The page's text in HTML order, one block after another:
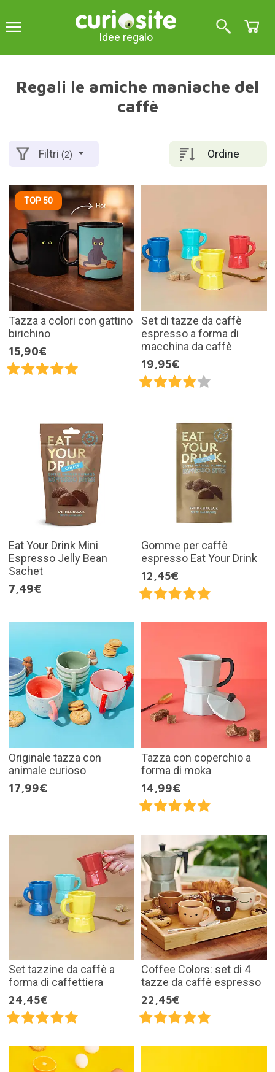
Idee regalo
Regali le amiche maniache del
caffè
Ordine
Filtri(2)
TOP 50
Tazza a colori con gattino
birichino
15,90€
Set di tazze da caffè
espresso a forma di
macchina da caffè
19,95€
Eat Your Drink Mini
Espresso Jelly Bean
Sachet
7,49€
Gomme per caffè
espresso Eat Your Drink
12,45€
Originale tazza con
animale curioso
17,99€
Tazza con coperchio a
forma di moka
14,99€
Set tazzine da caffè a
forma di caffettiera
24,45€
Coffee Colors: set di 4
tazze da caffè espresso
22,45€